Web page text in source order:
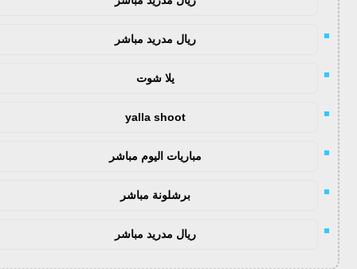
ريال مدريد مباشر
يلا شوت
yalla shoot
مباريات اليوم مباشر
برشلونة مباشر
ريال مدريد مباشر